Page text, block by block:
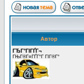
Автор
ГЂГ°ГІГҐГ¬
ГЊГ®Г¤ГҐГ°Г ГІГ®Г°